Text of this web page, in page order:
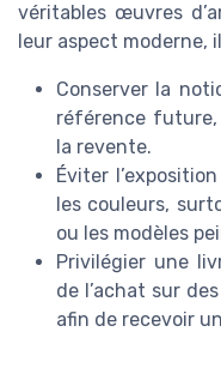
véritables œuvres
leur aspect moderne,
Conserver la
référence
la revente.
Éviter
les couleurs,
ou les modèles
Privilégier une
de l’achat sur
afin de recevoir